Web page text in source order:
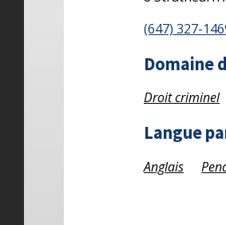
(647) 327-
Domaine
Droit criminel
Langue
Anglais